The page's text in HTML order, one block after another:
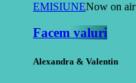
EMISIUNENow on air
Facem valuri
Alexandra & Valentin